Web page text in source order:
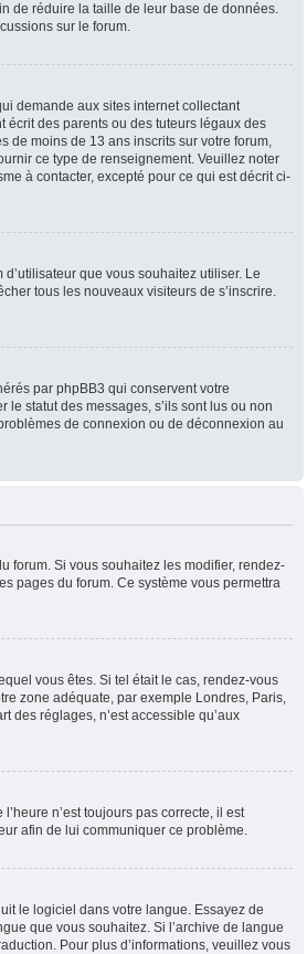
de réduire la taille de leur base de données.
sur le forum.
demande aux sites internet collectant
des parents ou des tuteurs légaux des
de moins de 13 ans inscrits sur votre forum,
ce type de renseignement. Veuillez noter
à contacter, excepté pour ce qui est décrit ci-
que vous souhaitez utiliser. Le
tous les nouveaux visiteurs de s’inscrire.
par phpBB3 qui conservent votre
statut des messages, s’ils sont lus ou non
de connexion ou de déconnexion au
forum. Si vous souhaitez les modifier, rendez-
pages du forum. Ce système vous permettra
vous êtes. Si tel était le cas, rendez-vous
zone adéquate, par exemple Londres, Paris,
des réglages, n’est accessible qu’aux
n’est toujours pas correcte, il est
afin de lui communiquer ce problème.
le logiciel dans votre langue. Essayez de
que vous souhaitez. Si l’archive de langue
Pour plus d’informations, veuillez vous